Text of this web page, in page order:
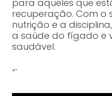
para aqueles que
recuperação. Com o
nutrição e a
a saúde do fígado e
saudável.
“`